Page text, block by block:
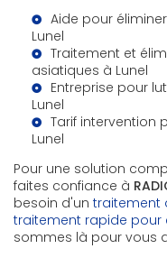
Aide pour
Lunel
Traitement et
asiatiques à Lunel
Entreprise pour
Lunel
Tarif intervention
Lunel
Pour une solution
faites confiance à
besoin d'un traitement
traitement rapide pour
sommes là pour vous